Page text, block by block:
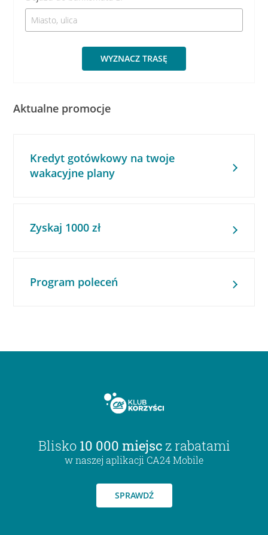
WYZNACZ TRASĘ
Aktualne promocje
Kredyt gotówkowy na twoje
wakacyjne plany
Zyskaj 1000 zł
Program poleceń
Blisko 10 000 miejsc z rabatami
w naszej aplikacji CA24 Mobile
SPRAWDŹ